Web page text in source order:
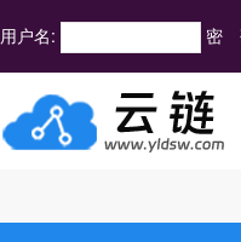
用户名: 密